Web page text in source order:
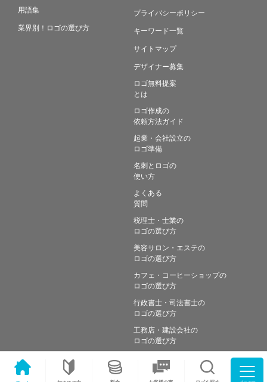
用語集
業界別！ロゴの選び方
プライバシーポリシー
キーワード一覧
サイトマップ
デザイナー募集
ロゴ無料提案
とは
ロゴ作成の
依頼方法ガイド
起業・会社設立の
ロゴ準備
名刺とロゴの
使い方
よくある
質問
税理士・士業の
ロゴの選び方
美容サロン・エステの
ロゴの選び方
カフェ・コーヒーショップの
ロゴの選び方
行政書士・司法書士の
ロゴの選び方
工務店・建設会社の
ロゴの選び方